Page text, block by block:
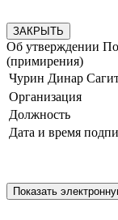
ЗАКРЫТЬ
Об утверждении
(примирения)
Чурин Динар
Организация
Должность
Дата и время